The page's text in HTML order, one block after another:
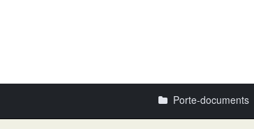
Porte-documents